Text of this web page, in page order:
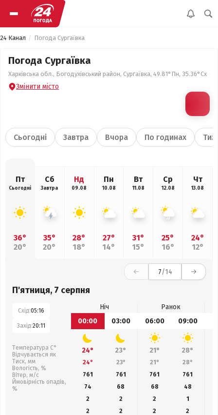
24 Канал Погода Сургаївка
Погода Сургаївка
Харківська обл., Богодухівський район, Сургаївка, 49.81°Пн, 35.36°Сх
Змінити місто
Сьогодні Завтра Вчора По годинах
Пт
Сьогодні
36°
20°
Сб
Завтра
35°
20°
Нд
09.08
28°
18°
Пн
10.08
27°
14°
Вт
11.08
31°
15°
Ср
12.08
25°
16°
Чт
13.08
24°
12°
7/14
П'ятниця, 7 серпня
Схід:05:16
Захід:20:11
Температура С°
Відчувається як
Тиск, мм
Вологість, %
Вітер, м/с
Ймовірність опадів,
%
Ніч
Ранок
00:00
03:00 06:00 09:00
24° 23° 21° 28°
24° 23° 21° 28°
761
761 761 761
74
68 68 48
2
2 2
1
2
2 2 2